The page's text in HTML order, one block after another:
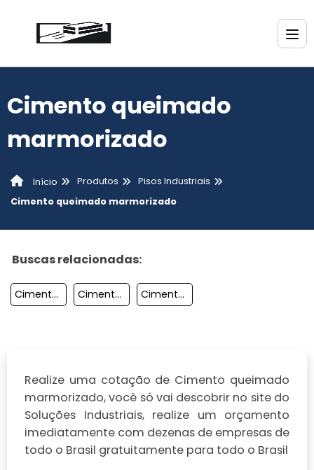
Cimento queimado
marmorizado
Início Produtos
Pisos Industriais
Cimento queimado marmorizado
Buscas relacionadas:
Cimento Queimado Chão Cimento Marmorizado Preço Cimento Queimado Polido
Realize uma cotação de Cimento queimado
marmorizado, você só vai descobrir no site do
Soluções Industriais, realize um orçamento
imediatamente com dezenas de empresas de
todo o Brasil gratuitamente para todo o Brasil